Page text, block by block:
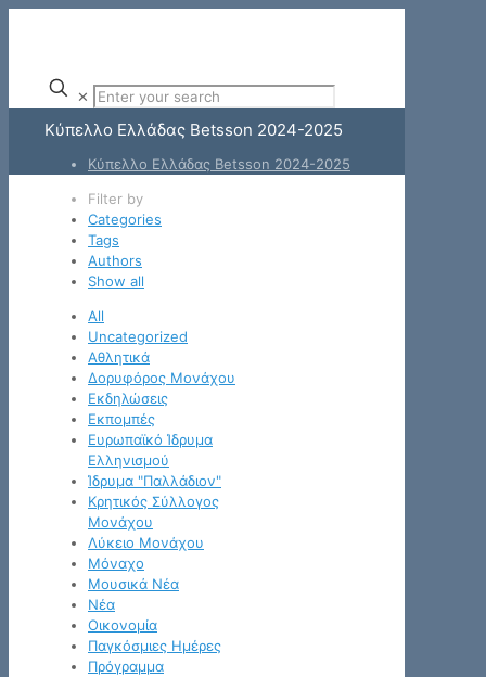
✕
Κύπελλο Ελλάδας Betsson 2024-2025
Κύπελλο Ελλάδας Betsson 2024-2025
Filter by
Categories
Tags
Authors
Show all
All
Uncategorized
Αθλητικά
Δορυφόρος Μονάχου
Εκδηλώσεις
Εκπομπές
Ευρωπαϊκό Ίδρυμα
Ελληνισμού
Ίδρυμα "Παλλάδιον"
Κρητικός Σύλλογος
Μονάχου
Λύκειο Μονάχου
Μόναχο
Μουσικά Νέα
Νέα
Οικονομία
Παγκόσμιες Ημέρες
Πρόγραμμα